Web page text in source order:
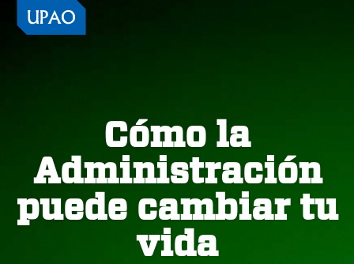
Cómo la
Administración
puede cambiar tu
vida